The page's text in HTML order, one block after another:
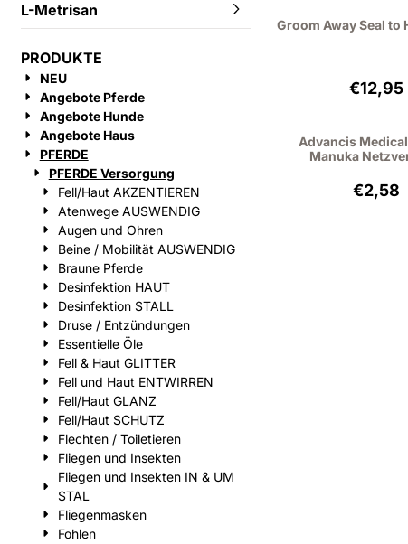
L-Metrisan
PRODUKTE
NEU
Angebote Pferde
Angebote Hunde
Angebote Haus
PFERDE
PFERDE Versorgung
Fell/Haut AKZENTIEREN
Atenwege AUSWENDIG
Augen und Ohren
Beine / Mobilität AUSWENDIG
Braune Pferde
Desinfektion HAUT
Desinfektion STALL
Druse / Entzündungen
Essentielle Öle
Fell & Haut GLITTER
Fell und Haut ENTWIRREN
Fell/Haut GLANZ
Fell/Haut SCHUTZ
Flechten / Toiletieren
Fliegen und Insekten
Fliegen und Insekten IN & UM
STAL
Fliegenmasken
Fohlen
Groom Away Seal to
€12,95
Advancis
Manuka
€2,58